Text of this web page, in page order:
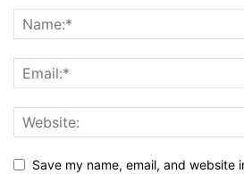
Save my name, email, and website